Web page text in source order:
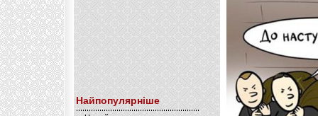
Найпопулярніше